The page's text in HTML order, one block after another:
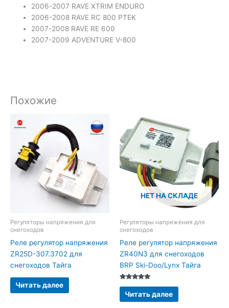
2006-2007 RAVE XTRIM ENDURO
2006-2008 RAVE RC 800 PTEK
2007-2008 RAVE RE 600
2007-2009 ADVENTURE V-800
Похожие
Регуляторы напряжения для
снегоходов
Реле регулятор напряжения
ZR25D-307.3702 для
снегоходов Тайга
Читать далее
НЕТ НА СКЛАДЕ
Регуляторы напряжения для
снегоходов
Реле регулятор напряжения
ZR40N3 для снегоходов
BRP Ski-Doo/Lynx Тайга
Оценка
5.00
из 5Читать далее